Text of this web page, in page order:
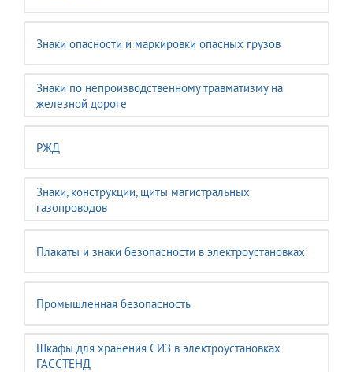
Знаки опасности и маркировки опасных грузов
Знаки по непроизводственному травматизму на
железной дороге
РЖД
Знаки, конструкции, щиты магистральных
газопроводов
Плакаты и знаки безопасности в электроустановках
Промышленная безопасность
Шкафы для хранения СИЗ в электроустановках
ГАССТЕНД